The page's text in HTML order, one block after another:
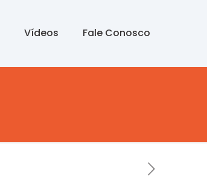
Vídeos Fale Conosco